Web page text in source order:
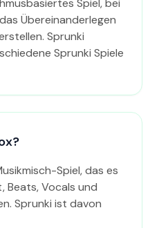
Spiel, bei
Übereinanderlegen
Sprunki
Sprunki Spiele
Spiel, das es
Beats, Vocals und
Sprunki ist davon